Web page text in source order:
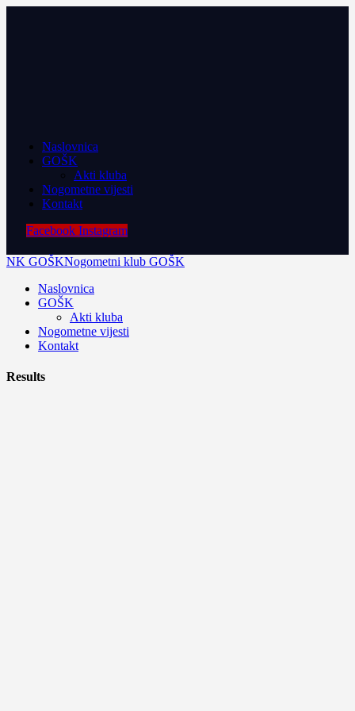
Naslovnica
GOŠK
Akti kluba
Nogometne vijesti
Kontakt
Facebook Instagram
NK GOŠKNogometni klub GOŠK
Naslovnica
GOŠK
Akti kluba
Nogometne vijesti
Kontakt
Results